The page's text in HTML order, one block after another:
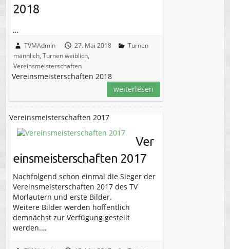
2018
…
TVMAdmin 27. Mai 2018
Turnen
männlich,Turnen weiblich,
Vereinsmeisterschaften
Vereinsmeisterschaften 2018
weiterlesen
Vereinsmeisterschaften 2017
Ver
einsmeisterschaften 2017
Nachfolgend schon einmal die Sieger der
Vereinsmeisterschaften 2017 des TV
Morlautern und erste Bilder.
Weitere Bilder werden hoffentlich
demnächst zur Verfügung gestellt
werden.…